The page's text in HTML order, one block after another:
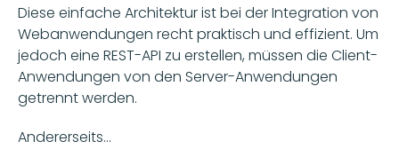
Diese einfache Architektur ist bei der Integration von
Webanwendungen recht praktisch und effizient. Um
jedoch eine REST-API zu erstellen, müssen die Client-
Anwendungen von den Server-Anwendungen
getrennt werden.
Andererseits...